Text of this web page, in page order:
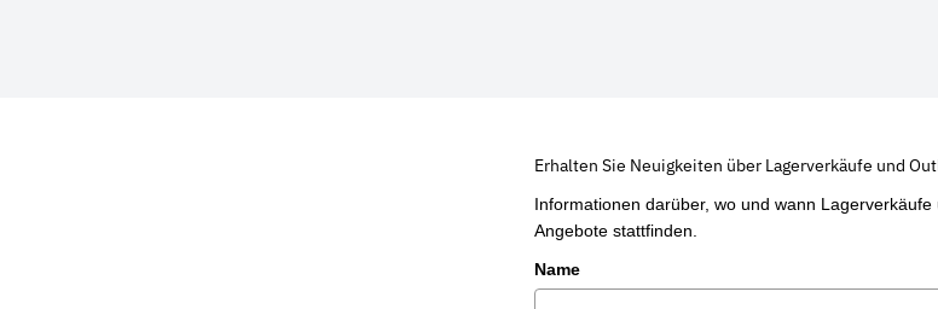
Erhalten Sie Neuigkeiten über Lagerverkäufe und
Informationen darüber, wo und wann
Angebote stattfinden.
Name